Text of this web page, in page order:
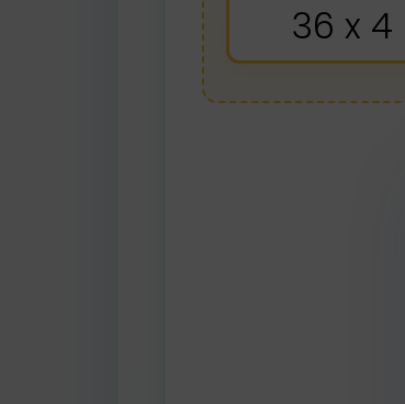
36 x 4